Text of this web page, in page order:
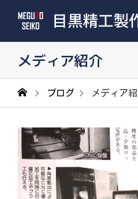
メディア紹介
ブログ メディア